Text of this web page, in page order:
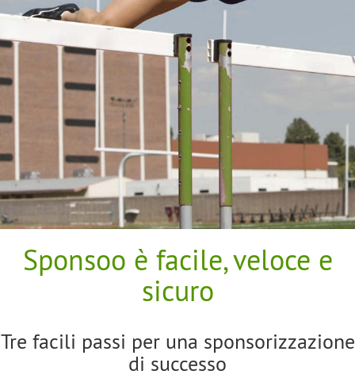
Sponsoo è facile, veloce e
sicuro
Tre facili passi per una sponsorizzazione
di successo